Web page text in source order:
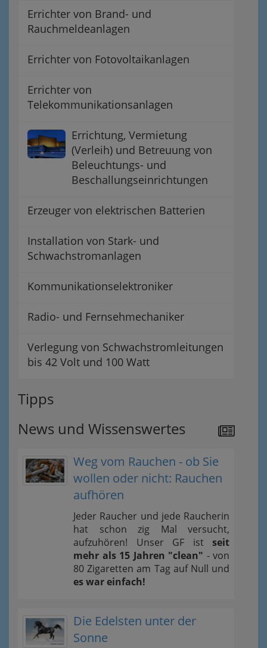
Errichter von Brand- und
Rauchmeldeanlagen
Errichter von Fotovoltaikanlagen
Errichter von
Telekommunikationsanlagen
Errichtung, Vermietung
(Verleih) und Betreuung von
Beleuchtungs- und
Beschallungseinrichtungen
Erzeuger von elektrischen Batterien
Installation von Stark- und
Schwachstromanlagen
Kommunikationselektroniker
Radio- und Fernsehmechaniker
Verlegung von Schwachstromleitungen
bis 42 Volt und 100 Watt
Tipps
News und Wissenswertes
Weg vom Rauchen - ob Sie
wollen oder nicht: Rauchen
aufhören
Jeder Raucher und jede Raucherin
hat schon zig Mal versucht,
aufzuhören! Unser GF ist seit
mehr als 15 Jahren "clean" - von
80 Zigaretten am Tag auf Null und
es war einfach!
Die Edelsten unter der
Sonne